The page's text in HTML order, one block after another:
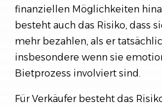
finanziellen Möglichkeiten
besteht auch das Risiko, dass
mehr bezahlen, als er
insbesondere wenn sie
Bietprozess involviert sind.
Für Verkäufer besteht das